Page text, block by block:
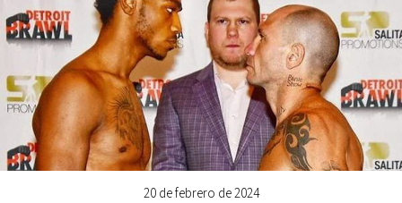
20 de febrero de 2024